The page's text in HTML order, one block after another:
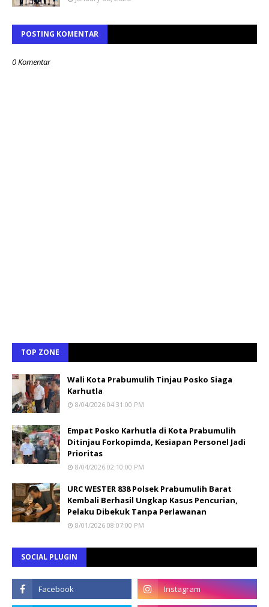
POSTING KOMENTAR
0 Komentar
TOP ZONE
Wali Kota Prabumulih Tinjau Posko Siaga
Karhutla
8/04/2026 04:31:00 PM
Empat Posko Karhutla di Kota Prabumulih
Ditinjau Forkopimda, Kesiapan Personel Jadi
Prioritas
8/04/2026 02:10:00 PM
URC WESTER 838 Polsek Prabumulih Barat
Kembali Berhasil Ungkap Kasus Pencurian,
Pelaku Dibekuk Tanpa Perlawanan
8/01/2026 08:07:00 PM
SOCIAL PLUGIN